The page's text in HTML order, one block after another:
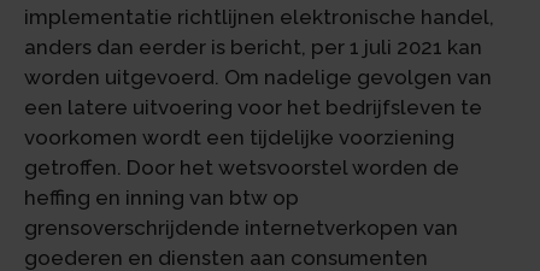
implementatie richtlijnen elektronische handel,
anders dan eerder is bericht, per 1 juli 2021 kan
worden uitgevoerd. Om nadelige gevolgen van
een latere uitvoering voor het bedrijfsleven te
voorkomen wordt een tijdelijke voorziening
getroffen. Door het wetsvoorstel worden de
heffing en inning van btw op
grensoverschrijdende internetverkopen van
goederen en diensten aan consumenten